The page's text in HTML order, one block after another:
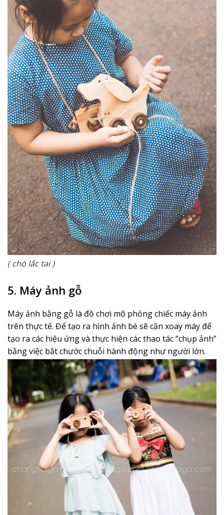
( chó lắc tai )
5. Máy ảnh gỗ
Máy ảnh bằng gỗ là đồ chơi mô phỏng chiếc máy ảnh
trên thực tế. Để tạo ra hình ảnh bé sẽ cần xoay máy để
tạo ra các hiệu ứng và thực hiện các thao tác “chụp ảnh”
bằng việc bắt chước chuỗi hành động như người lớn.